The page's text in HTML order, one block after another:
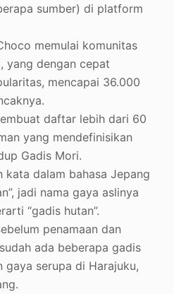
sumber) di platform
memulai komunitas
yang dengan cepat
mencapai 36.000
.
daftar lebih dari 60
yang mendefinisikan
Gadis Mori.
kata dalam bahasa Jepang
jadi nama gaya aslinya
“gadis hutan”.
penamaan dan
ada beberapa gadis
gaya serupa di Harajuku,
.